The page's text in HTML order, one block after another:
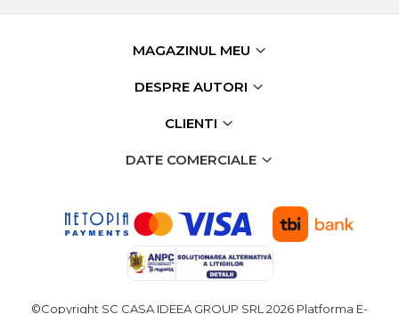
Termometru Infrarosu
tamplarie si alte domenii
Suruburi si dibluri
Manipulat Sticla
Scule Electrice & Unelte
MAGAZINUL MEU
DESPRE AUTORI
CLIENTI
DATE COMERCIALE
©Copyright SC CASA IDEEA GROUP SRL 2026 Platforma E-